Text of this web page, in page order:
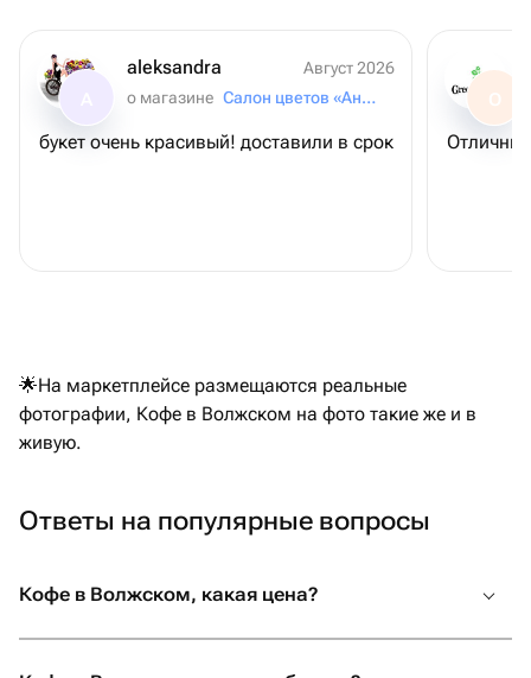
aleksandra
Август 2026
о магазине
Салон цветов «Анютины Глазки»
букет очень красивый! доставили в срок
О
🌟На маркетплейсе размещаются реальные
фотографии, Кофе в Волжском на фото такие же и в
живую.
Ответы на популярные вопросы
Кофе в Волжском, какая цена?